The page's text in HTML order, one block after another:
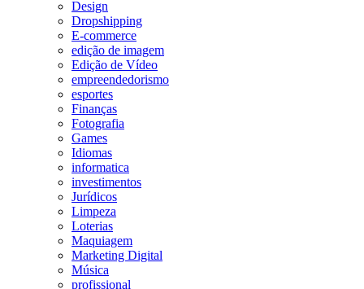
Design
Dropshipping
E-commerce
edição de imagem
Edição de Vídeo
empreendedorismo
esportes
Finanças
Fotografia
Games
Idiomas
informatica
investimentos
Jurídicos
Limpeza
Loterias
Maquiagem
Marketing Digital
Música
profissional